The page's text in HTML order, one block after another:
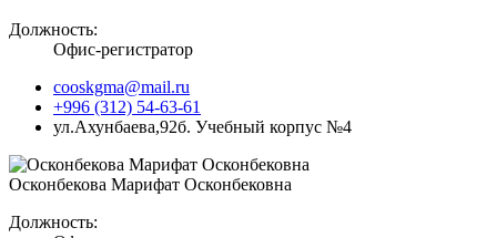
Должность:
Офис-регистратор
cooskgma@mail.ru
+996 (312) 54-63-61
ул.Ахунбаева,92б. Учебный корпус №4
Осконбекова Марифат Осконбековна
Должность: